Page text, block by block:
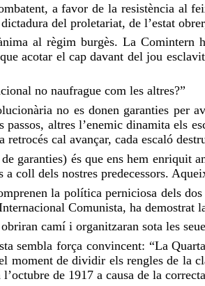
a favor de la resistència al
del proletariat, de l’estat
al règim burgès. La Comintern
acotar el cap davant del jou
no naufrague com les altres?”
no es donen garanties per
altres l’enemic dinamita els
retrocés cal avançar, cada escaló
garanties) és que ens hem enriquit
coll dels nostres predecessors.
la política perniciosa dels
Comunista, ha demostrat
camí i organitzaran sota les
sembla força convincent: “La
moment de dividir els rengles de la
de 1917 a causa de la